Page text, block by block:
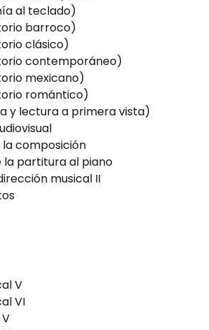
al teclado)
barroco)
clásico)
contemporáneo)
mexicano)
romántico)
y lectura a primera vista)
la composición
la partitura al piano
musical II
V
VI